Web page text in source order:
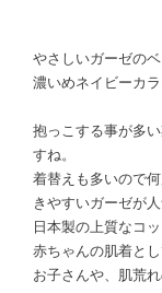
やさしいガーゼのベ
濃いめネイビーカラ
抱っこする事が多
すね。
着替えも多いので
きやすいガーゼが人
日本製の上質なコ
赤ちゃんの肌着と
お子さんや、肌荒